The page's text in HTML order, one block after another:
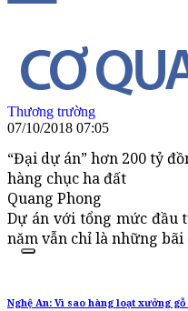
Thương trường
07/10/2018 07:05
“Đại dự án” hơn 200 tỷ
hàng chục ha đất
Quang Phong
Dự án với tổng mức đầu
năm vẫn chỉ là những bãi
Nghệ An: Vì sao hàng loạt xưởng